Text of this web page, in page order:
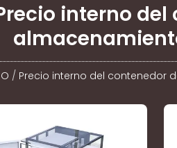
interno del
/ Precio interno del contenedor